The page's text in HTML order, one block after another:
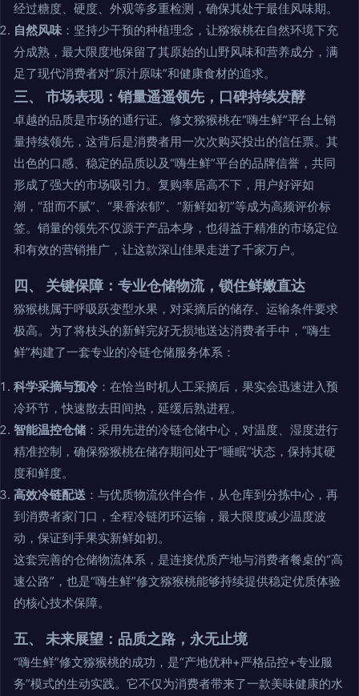
经过糖度、硬度、外观等多重检测，确保其处于最佳风味期。
自然风味 ：坚持少干预的种植理念，让猕猴桃在自然环境下充
分成熟，最大限度地保留了其原始的山野风味和营养成分，满
足了现代消费者对“原汁原味”和健康食材的追求。
三、 市场表现：销量遥遥领先，口碑持续发酵
卓越的品质是市场的通行证。修文猕猴桃在“嗨生鲜”平台上销
量持续领先，这背后是消费者用一次次购买投出的信任票。其
出色的口感、稳定的品质以及“嗨生鲜”平台的品牌信誉，共同
形成了强大的市场吸引力。复购率居高不下，用户好评如
潮，“甜而不腻”、“果香浓郁”、“新鲜如初”等成为高频评价标
签。销量的领先不仅源于产品本身，也得益于精准的市场定位
和有效的营销推广，让这款深山佳果走进了千家万户。
四、 关键保障：专业仓储物流，锁住鲜嫩直达
猕猴桃属于呼吸跃变型水果，对采摘后的储存、运输条件要求
极高。为了将枝头的新鲜完好无损地送达消费者手中，“嗨生
鲜”构建了一套专业的冷链仓储服务体系：
科学采摘与预冷 ：在恰当时机人工采摘后，果实会迅速进入预
冷环节，快速散去田间热，延缓后熟进程。
智能温控仓储 ：采用先进的冷链仓储中心，对温度、湿度进行
精准控制，确保猕猴桃在储存期间处于“睡眠”状态，保持其硬
度和鲜度。
高效冷链配送 ：与优质物流伙伴合作，从仓库到分拣中心，再
到消费者家门口，全程冷链闭环运输，最大限度减少温度波
动，保证到手果实新鲜如初。
这套完善的仓储物流体系，是连接优质产地与消费者餐桌的“高
速公路”，也是“嗨生鲜”修文猕猴桃能够持续提供稳定优质体验
的核心技术保障。
五、 未来展望：品质之路，永无止境
“嗨生鲜”修文猕猴桃的成功，是“产地优种+严格品控+专业服
务”模式的生动实践。它不仅为消费者带来了一款美味健康的水